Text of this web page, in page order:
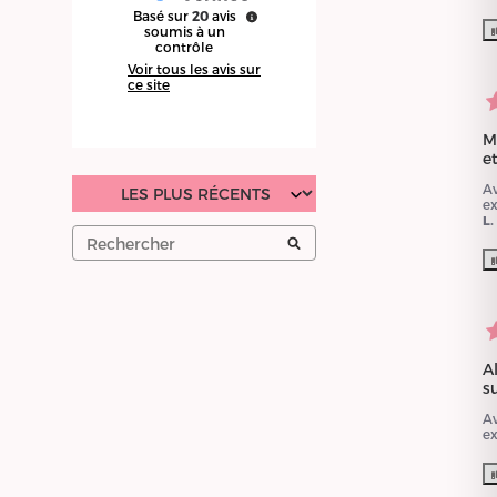
Basé sur 20 avis
soumis à un
contrôle
Voir tous les avis sur
ce site
L.